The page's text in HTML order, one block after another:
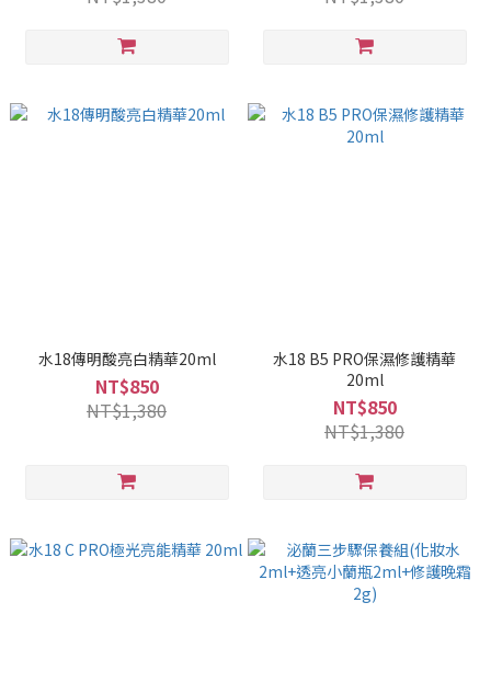
水18傳明酸亮白精華20ml
NT$850
NT$1,380
水18 B5 PRO保濕修護精華
20ml
NT$850
NT$1,380